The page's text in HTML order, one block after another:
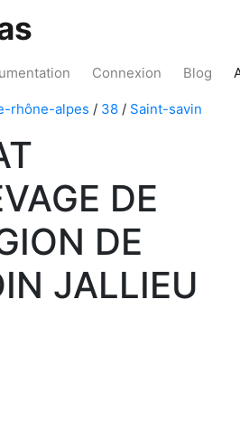
Connexion Blog
rhône-alpes / 38 / Saint-savin
DE
DE
JALLIEU